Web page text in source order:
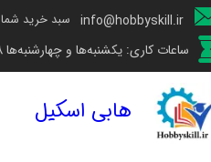
info@hobbyskill.ir
ساعات کاری: یکشنبه‌ها و چهارشنبه‌ها 8 تا 18
سبد خرید شما
حساب کاربری من
سفارشات
هابی اسکیل